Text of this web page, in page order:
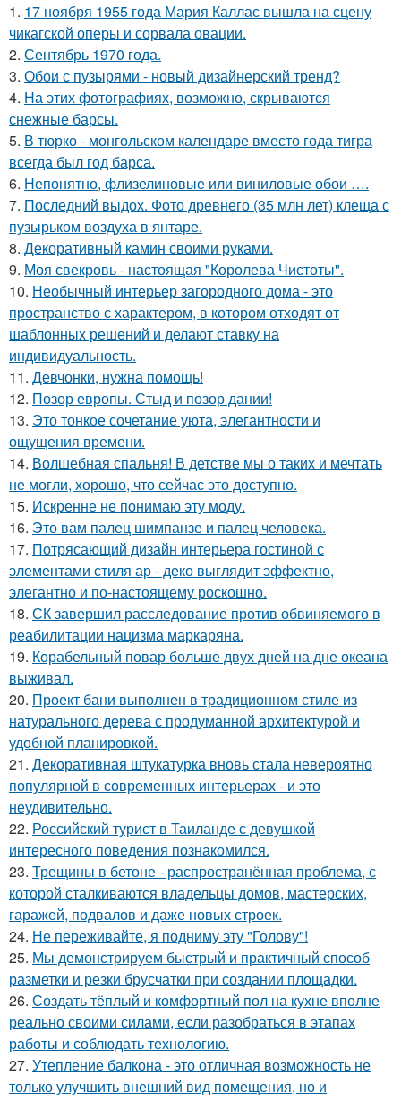
1. 17 ноября 1955 года Мария Каллас вышла на сцену
чикагской оперы и сорвала овации.
2. Сентябрь 1970 года.
3. Обои с пузырями - новый дизайнерский тренд?
4. На этих фотографиях, возможно, скрываются
снежные барсы.
5. В тюрко - монгольском календаре вместо года тигра
всегда был год барса.
6. Непонятно, флизелиновые или виниловые обои ….
7. Последний выдох. Фото древнего (35 млн лет) клеща с
пузырьком воздуха в янтаре.
8. Декоративный камин своими руками.
9. Моя свекровь - настоящая "Королева Чистоты".
10. Необычный интерьер загородного дома - это
пространство с характером, в котором отходят от
шаблонных решений и делают ставку на
индивидуальность.
11. Девчонки, нужна помощь!
12. Позор европы. Стыд и позор дании!
13. Это тонкое сочетание уюта, элегантности и
ощущения времени.
14. Волшебная спальня! В детстве мы о таких и мечтать
не могли, хорошо, что сейчас это доступно.
15. Искренне не понимаю эту моду.
16. Это вам палец шимпанзе и палец человека.
17. Потрясающий дизайн интерьера гостиной с
элементами стиля ар - деко выглядит эффектно,
элегантно и по-настоящему роскошно.
18. СК завершил расследование против обвиняемого в
реабилитации нацизма маркаряна.
19. Корабельный повар больше двух дней на дне океана
выживал.
20. Проект бани выполнен в традиционном стиле из
натурального дерева с продуманной архитектурой и
удобной планировкой.
21. Декоративная штукатурка вновь стала невероятно
популярной в современных интерьерах - и это
неудивительно.
22. Российский турист в Таиланде с девушкой
интересного поведения познакомился.
23. Трещины в бетоне - распространённая проблема, с
которой сталкиваются владельцы домов, мастерских,
гаражей, подвалов и даже новых строек.
24. Не переживайте, я подниму эту "Голову"!
25. Мы демонстрируем быстрый и практичный способ
разметки и резки брусчатки при создании площадки.
26. Создать тёплый и комфортный пол на кухне вполне
реально своими силами, если разобраться в этапах
работы и соблюдать технологию.
27. Утепление балкона - это отличная возможность не
только улучшить внешний вид помещения, но и